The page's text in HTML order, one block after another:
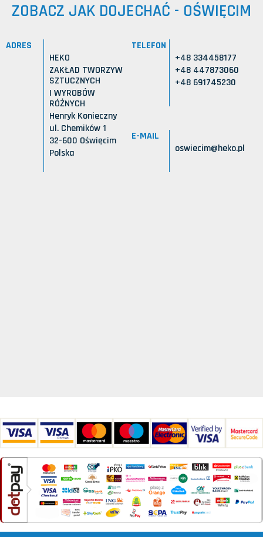
ZOBACZ JAK DOJECHAĆ - OŚWIĘCIM
ADRES
HEKO
ZAKŁAD TWORZYW
SZTUCZNYCH
I WYROBÓW
RÓŻNYCH
Henryk Konieczny
ul. Chemików 1
32-600 Oświęcim
Polska
TELEFON
+48 334458177
+48 447873060
+48 691745230
E-MAIL
oswiecim@heko.pl